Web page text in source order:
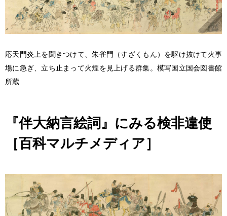
応天門炎上を聞きつけて、朱雀門（すざくもん）を駆け抜けて火事
場に急ぎ、立ち止まって火煙を見上げる群集。模写国立国会図書館
所蔵
『伴大納言絵詞』にみる検非違使
［百科マルチメディア］